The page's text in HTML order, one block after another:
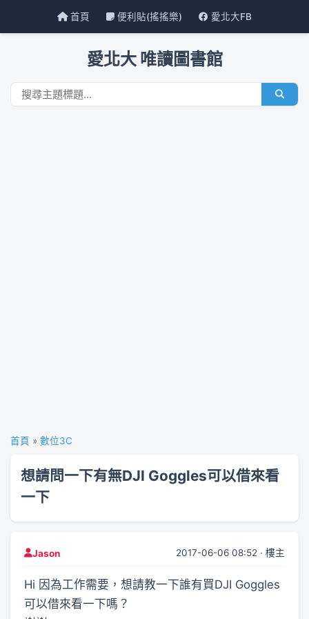
首頁 便利貼(搖搖樂) 愛北大FB
愛北大 唯讀圖書館
首頁 » 數位3C
想請問一下有無DJI Goggles可以借來看
一下
Jason 2017-06-06 08:52 · 樓主
Hi 因為工作需要，想請教一下誰有買DJI Goggles
可以借來看一下嗎？